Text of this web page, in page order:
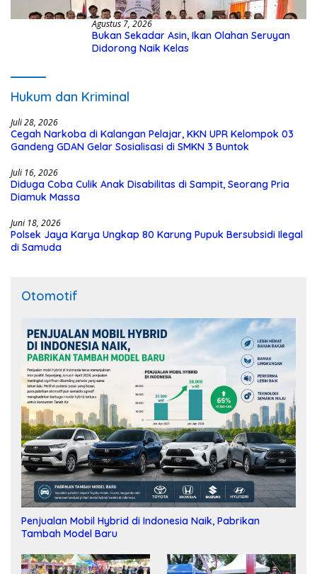
Agustus 7, 2026
Bukan Sekadar Asin, Ikan Olahan Seruyan
Didorong Naik Kelas
Hukum dan Kriminal
Juli 28, 2026
Cegah Narkoba di Kalangan Pelajar, KKN UPR Kelompok 03
Gandeng GDAN Gelar Sosialisasi di SMKN 3 Buntok
Juli 16, 2026
Diduga Coba Culik Anak Disabilitas di Sampit, Seorang Pria
Diamuk Massa
Juni 18, 2026
Polsek Jaya Karya Ungkap 80 Karung Pupuk Bersubsidi Ilegal
di Samuda
Otomotif
Penjualan Mobil Hybrid di Indonesia Naik, Pabrikan
Tambah Model Baru